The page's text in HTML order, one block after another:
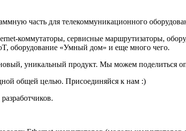
часть для телекоммуникационного
коммутаторы, сервисные маршрутизаторы,
оборудование «Умный дом» и еще много чего.
уникальный продукт. Мы можем поделиться
общей целью. Присоединяйся к нам :)